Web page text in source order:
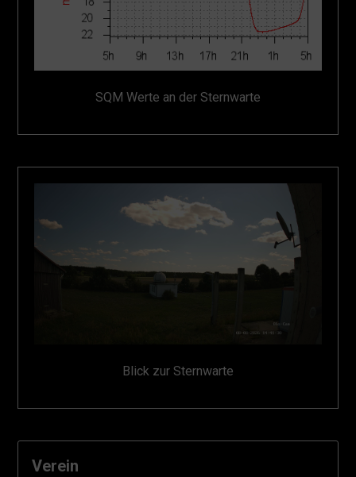
SQM Werte an der Sternwarte
Blick zur Sternwarte
Verein